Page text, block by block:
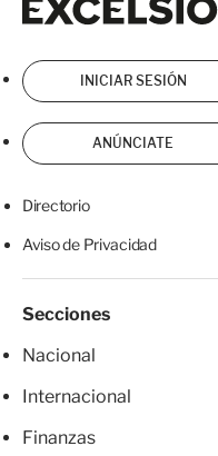
INICIAR SESIÓN
ANÚNCIATE
Directorio
Aviso de Privacidad
Secciones
Nacional
Internacional
Finanzas